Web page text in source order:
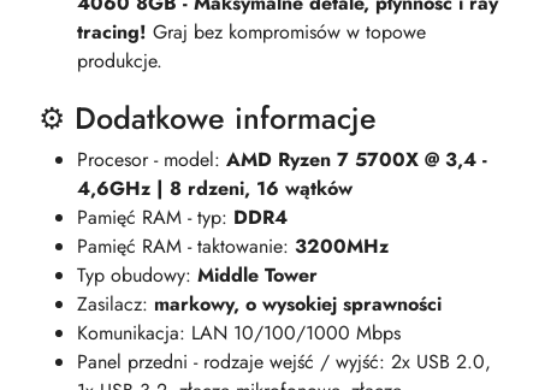
tracing! Graj bez kompromisów w topowe
produkcje.
⚙️ Dodatkowe informacje
Procesor - model: AMD Ryzen 7 5700X @ 3,4 -
4,6GHz | 8 rdzeni, 16 wątków
Pamięć RAM - typ: DDR4
Pamięć RAM - taktowanie: 3200MHz
Typ obudowy: Middle Tower
Zasilacz: markowy, o wysokiej sprawności
Komunikacja: LAN 10/100/1000 Mbps
Panel przedni - rodzaje wejść / wyjść: 2x USB 2.0,